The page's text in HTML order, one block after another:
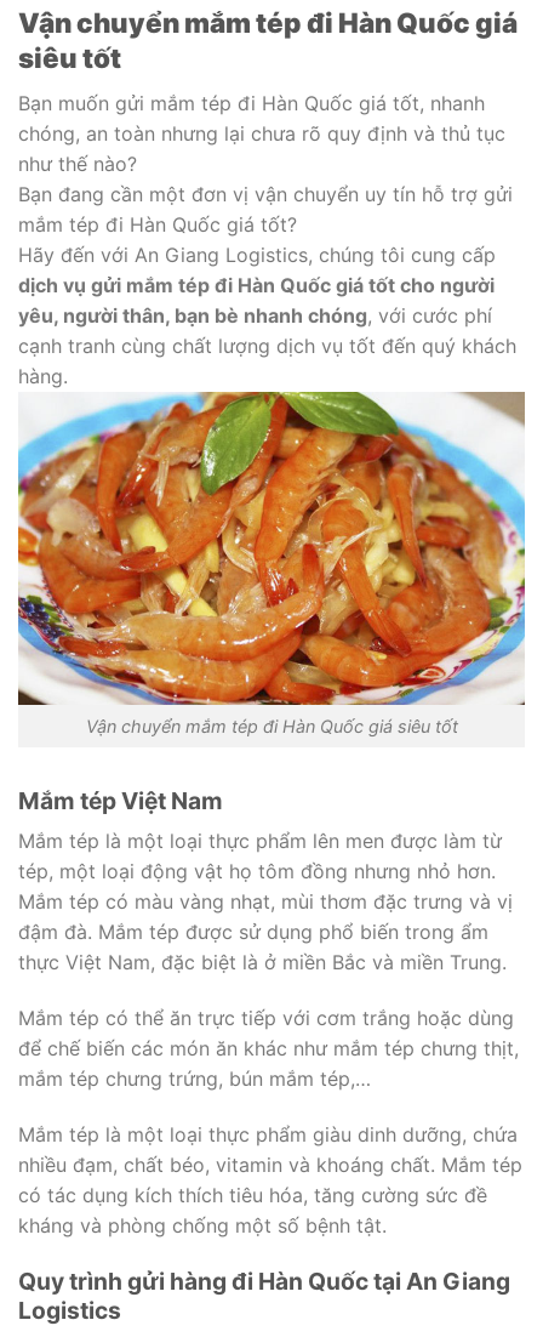
Vận chuyển mắm tép đi Hàn Quốc giá
siêu tốt
Bạn muốn gửi mắm tép đi Hàn Quốc giá tốt, nhanh
chóng, an toàn nhưng lại chưa rõ quy định và thủ tục
như thế nào?
Bạn đang cần một đơn vị vận chuyển uy tín hỗ trợ gửi
mắm tép đi Hàn Quốc giá tốt?
Hãy đến với An Giang Logistics, chúng tôi cung cấp
dịch vụ gửi mắm tép đi Hàn Quốc giá tốt cho người
yêu, người thân, bạn bè nhanh chóng, với cước phí
cạnh tranh cùng chất lượng dịch vụ tốt đến quý khách
hàng.
Vận chuyển mắm tép đi Hàn Quốc giá siêu tốt
Mắm tép Việt Nam
Mắm tép là một loại thực phẩm lên men được làm từ
tép, một loại động vật họ tôm đồng nhưng nhỏ hơn.
Mắm tép có màu vàng nhạt, mùi thơm đặc trưng và vị
đậm đà. Mắm tép được sử dụng phổ biến trong ẩm
thực Việt Nam, đặc biệt là ở miền Bắc và miền Trung.
Mắm tép có thể ăn trực tiếp với cơm trắng hoặc dùng
để chế biến các món ăn khác như mắm tép chưng thịt,
mắm tép chưng trứng, bún mắm tép,…
Mắm tép là một loại thực phẩm giàu dinh dưỡng, chứa
nhiều đạm, chất béo, vitamin và khoáng chất. Mắm tép
có tác dụng kích thích tiêu hóa, tăng cường sức đề
kháng và phòng chống một số bệnh tật.
Quy trình gửi hàng đi Hàn Quốc tại An Giang
Logistics